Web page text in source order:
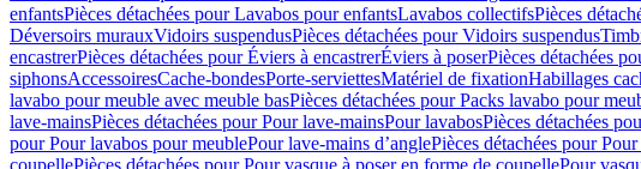
enfantsPièces détachées pour Lavabos pour enfantsLavabos collectifsPièces
Déversoirs murauxVidoirs suspendusPièces détachées pour Vidoirs suspendus
encastrerPièces détachées pour Éviers à encastrerÉviers à poserPièces détachées
siphonsAccessoiresCache-bondesPorte-serviettesMatériel de fixationHabillages
lavabo pour meuble avec meuble basPièces détachées pour Packs lavabo pour
lave-mainsPièces détachées pour Pour lave-mainsPour lavabosPièces détachées
pour Pour lavabos pour meublePour lave-mains d’anglePièces détachées pour
coupellePièces détachées pour Pour vasque à poser en forme de coupellePour